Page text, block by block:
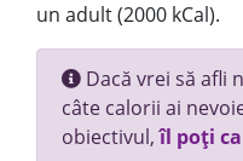
un adult (2000 kCal).
Dacă vrei să afli
câte calorii ai
obiectivul,îl poți